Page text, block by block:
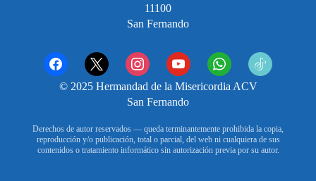
11100
San Fernando
facebook x instagramyoutube whatsapp tiktok2
© 2025 Hermandad de la Misericordia ACV
San Fernando
Derechos de autor reservados — queda terminantemente prohibida la copia,
reproducción y/o publicación, total o parcial, del web ni cualquiera de sus
contenidos o tratamiento informático sin autorización previa por su autor.